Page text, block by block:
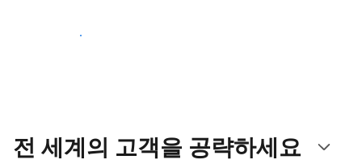
지금 등록 시작하기
전 세계의 고객을 공략하세요